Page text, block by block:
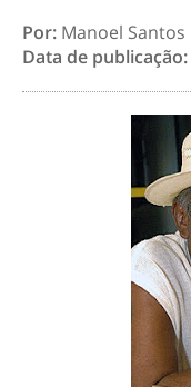
Por: Manoel Santos
Data de publicação: